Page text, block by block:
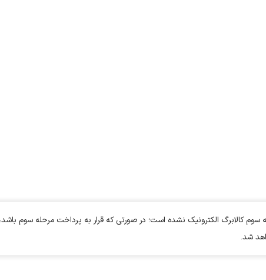
کالابرگ الکترونیک نشده است؛ در صورتی که قرار به پرداخت مرحله سوم باشد،
شد.